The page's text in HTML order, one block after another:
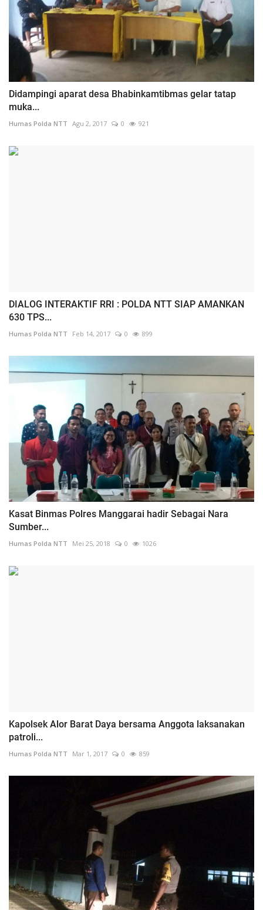
Didampingi aparat desa Bhabinkamtibmas gelar tatap
muka...
Humas Polda NTT Agu 2, 2017 0 921
DIALOG INTERAKTIF RRI : POLDA NTT SIAP AMANKAN
630 TPS...
Humas Polda NTT Feb 14, 2017 0 899
Kasat Binmas Polres Manggarai hadir Sebagai Nara
Sumber...
Humas Polda NTT Mei 25, 2018 0 1026
Kapolsek Alor Barat Daya bersama Anggota laksanakan
patroli...
Humas Polda NTT Mar 1, 2017 0 859